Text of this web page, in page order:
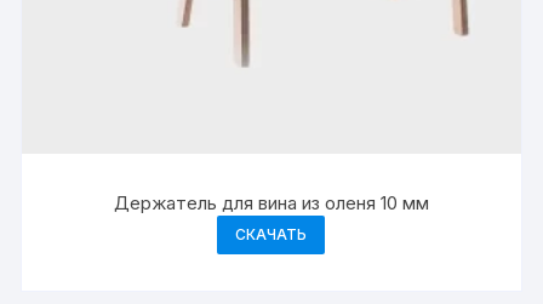
Держатель для вина из оленя 10 мм
СКАЧАТЬ